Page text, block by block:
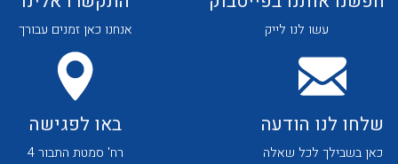
לכל מוצרי היצרן לכל מוצרי היצרן
עשו לנו לייק אנחנו כאן זמנים עבורך
שלחו לנו הודעה
כאן בשבילך לכל שאלה
באו לפגישה
רח' סמטת התבור 4